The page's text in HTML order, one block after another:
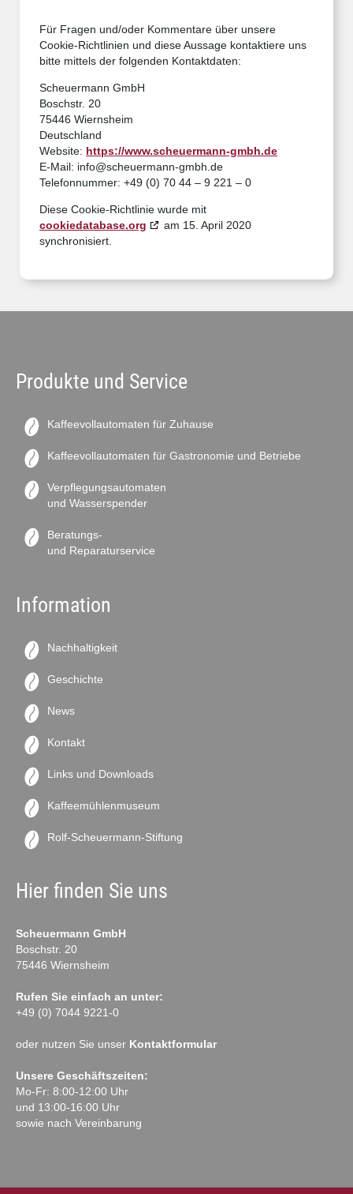
Für Fragen und/oder Kommentare über unsere
Cookie-Richtlinien und diese Aussage kontaktiere uns
bitte mittels der folgenden Kontaktdaten:
Scheuermann GmbH
Boschstr. 20
75446 Wiernsheim
Deutschland
Website: https://www.scheuermann-gmbh.de
E-Mail: info@scheuermann-gmbh.de
Telefonnummer: +49 (0) 70 44 – 9 221 – 0
Diese Cookie-Richtlinie wurde mit
cookiedatabase.org
am 15. April 2020
synchronisiert.
Produkte und Service
Kaffeevollautomaten für Zuhause
Kaffeevollautomaten für Gastronomie und Betriebe
Verpflegungsautomaten
und Wasserspender
Beratungs-
und Reparaturservice
Information
Nachhaltigkeit
Geschichte
News
Kontakt
Links und Downloads
Kaffeemühlenmuseum
Rolf-Scheuermann-Stiftung
Hier finden Sie uns
Scheuermann GmbH
Boschstr. 20
75446 Wiernsheim
Rufen Sie einfach an unter:
+49 (0) 7044 9221-0
oder nutzen Sie unser Kontaktformular
Unsere Geschäftszeiten:
Mo-Fr: 8:00-12:00 Uhr
und 13:00-16:00 Uhr
sowie nach Vereinbarung